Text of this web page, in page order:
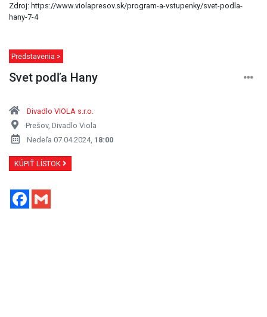
Zdroj: https://www.violapresov.sk/program-a-vstupenky/svet-podla-
hany-7-4
Predstavenia >
Svet podľa Hany
Divadlo VIOLA s.r.o.
Prešov, Divadlo Viola
Nedeľa 07.04.2024, 18:00
KÚPIŤ LÍSTOK
Facebook